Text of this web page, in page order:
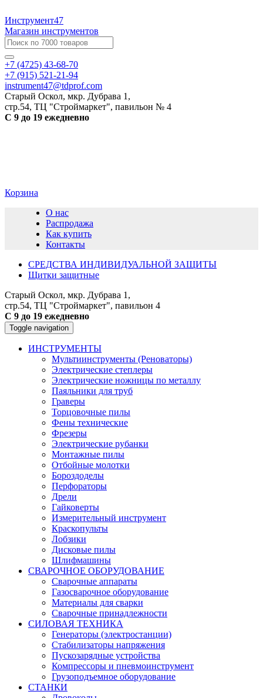
Инструмент47
Магазин инструментов
+7 (4725) 43-68-70
+7 (915) 521-21-94
instrument47@tdprof.com
Старый Оскол, мкр. Дубрава 1,
стр.54, ТЦ "Строймаркет", павильон № 4
С 9 до 19 ежедневно
Корзина
О нас
Распродажа
Как купить
Контакты
СРЕДСТВА ИНДИВИДУАЛЬНОЙ ЗАЩИТЫ
Щитки защитные
Старый Оскол, мкр. Дубрава 1,
стр.54, ТЦ "Строймаркет", павильон 4
С 9 до 19 ежедневно
Toggle navigation
ИНСТРУМЕНТЫ
Мультиинструменты (Реноваторы)
Электрические степлеры
Электрические ножницы по металлу
Паяльники для труб
Граверы
Торцовочные пилы
Фены технические
Фрезеры
Электрические рубанки
Монтажные пилы
Отбойные молотки
Бороздоделы
Перфораторы
Дрели
Гайковерты
Измерительный инструмент
Краскопульты
Лобзики
Дисковые пилы
Шлифмашины
СВАРОЧНОЕ ОБОРУДОВАНИЕ
Сварочные аппараты
Газосварочное оборудование
Материалы для сварки
Сварочные принадлежности
СИЛОВАЯ ТЕХНИКА
Генераторы (электростанции)
Стабилизаторы напряжения
Пускозарядные устройства
Компрессоры и пневмоинструмент
Грузоподъемное оборудование
СТАНКИ